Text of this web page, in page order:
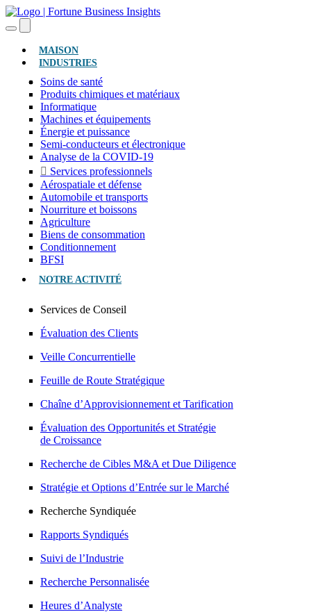
MAISON(ACTUEL)
INDUSTRIES
Soins de santé
Produits chimiques et matériaux
Informatique
Machines et équipements
Énergie et puissance
Semi-conducteurs et électronique
Analyse de la COVID-19
Services professionnels
Aérospatiale et défense
Automobile et transports
Nourriture et boissons
Agriculture
Biens de consommation
Conditionnement
BFSI
NOTRE ACTIVITÉ
Services de Conseil
Évaluation des Clients
Veille Concurrentielle
Feuille de Route Stratégique
Chaîne d’Approvisionnement et Tarification
Évaluation des Opportunités et Stratégie
de Croissance
Recherche de Cibles M&A et Due Diligence
Stratégie et Options d’Entrée sur le Marché
Recherche Syndiquée
Rapports Syndiqués
Suivi de l’Industrie
Recherche Personnalisée
Heures d’Analyste